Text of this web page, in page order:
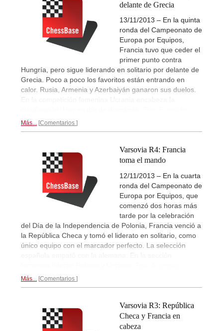
delante de Grecia
13/11/2013 – En la quinta
ronda del Campeonato de
Europa por Equipos,
Francia tuvo que ceder el
primer punto contra
Hungría, pero sigue liderando en solitario por delante de
Grecia. Poco a poco los favoritos están entrando en
calor. Rusia, Armenia y Azerbaiyán ganaron sus duelos.
En la competición femenina Ucrania encabeza la
Más... Comentarios
Varsovia R4: Francia
toma el mando
12/11/2013 – En la cuarta
ronda del Campeonato de
Europa por Equipos, que
comenzó dos horas más
tarde por la celebración
del Día de la Independencia de Polonia, Francia venció a
la República Checa y tomó el liderato en solitario, como
único equipo con el marcador perfecto. La selección
española empató con la alemana. En la sección
Más... Comentarios
Varsovia R3: República
Checa y Francia en
cabeza